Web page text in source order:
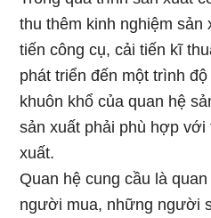
thu thêm kinh nghiệm sản
tiến công cụ, cải tiến kĩ
phát triển đến một trình
khuôn khổ của quan hệ
sản xuất phải phù hợp
xuất.
Quan hệ cung cầu là
người mua, những người